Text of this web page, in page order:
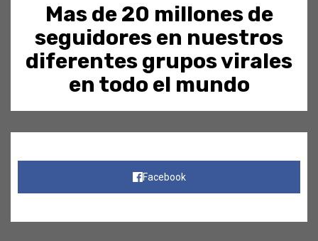
Mas de 20 millones de
seguidores en nuestros
diferentes grupos virales
en todo el mundo
Facebook